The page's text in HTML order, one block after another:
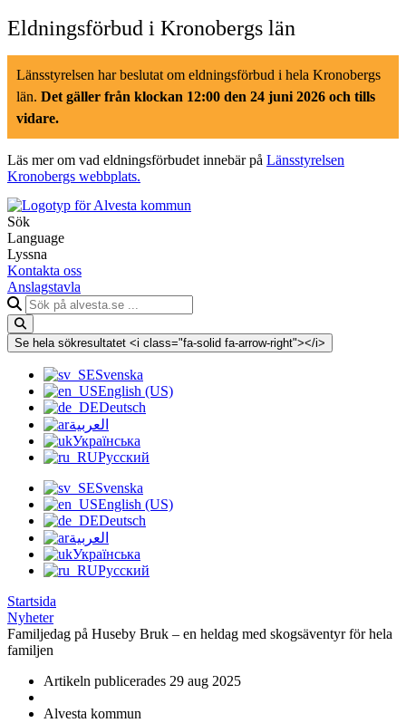
Hoppa
till
innehåll
Eldningsförbud i Kronobergs län
Länsstyrelsen har beslutat om eldningsförbud i hela Kronobergs
län. Det gäller från klockan 12:00 den 24 juni 2026 och tills
vidare.
Läs mer om vad eldningsförbudet innebär på Länsstyrelsen
Kronobergs webbplats.
Sök
Language
Lyssna
Kontakta oss
Anslagstavla
Sök
på
alvesta.se
Se hela sökresultatet <i class="fa-solid fa-arrow-right"></i>
Svenska
English (US)
Deutsch
العربية
Українська
Русский
Svenska
English (US)
Deutsch
العربية
Українська
Русский
Startsida
Nyheter
Familjedag på Huseby Bruk – en heldag med skogsäventyr för hela
familjen
Artikeln publicerades 29 aug 2025
Alvesta kommun